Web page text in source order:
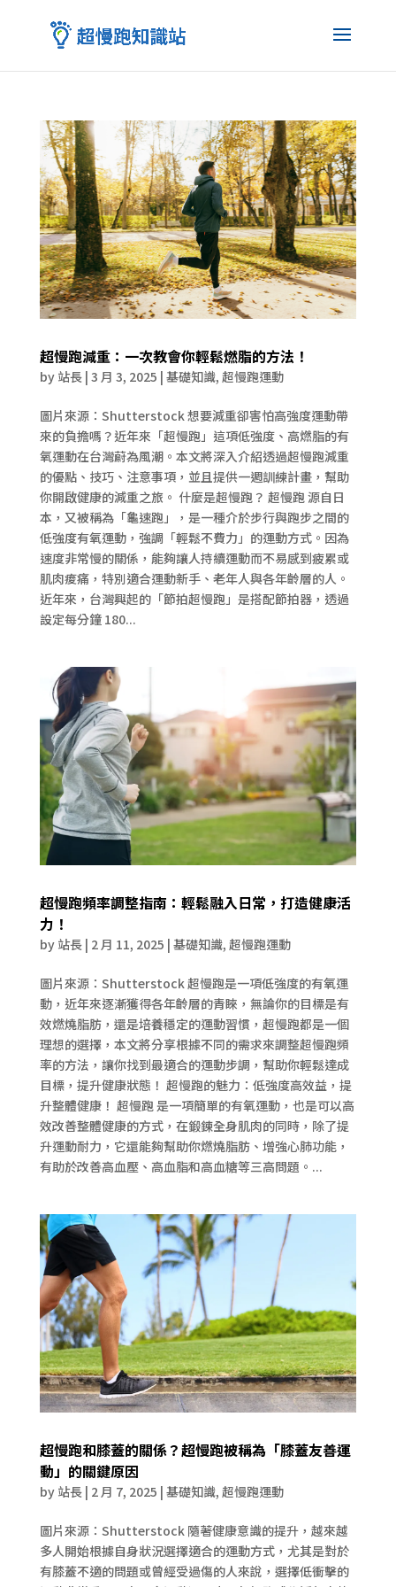
超慢跑減重：一次教會你輕鬆燃脂的方法！
by 站長| 3 月 3, 2025 | 基礎知識, 超慢跑運動
圖片來源：Shutterstock 想要減重卻害怕高強度運動帶
來的負擔嗎？近年來「超慢跑」這項低強度、高燃脂的有
氧運動在台灣蔚為風潮。本文將深入介紹透過超慢跑減重
的優點、技巧、注意事項，並且提供一週訓練計畫，幫助
你開啟健康的減重之旅。 什麼是超慢跑？ 超慢跑 源自日
本，又被稱為「龜速跑」，是一種介於步行與跑步之間的
低強度有氧運動，強調「輕鬆不費力」的運動方式。因為
速度非常慢的關係，能夠讓人持續運動而不易感到疲累或
肌肉痠痛，特別適合運動新手、老年人與各年齡層的人。
近年來，台灣興起的「節拍超慢跑」是搭配節拍器，透過
設定每分鐘 180...
超慢跑頻率調整指南：輕鬆融入日常，打造健康活
力！
by 站長| 2 月 11, 2025 | 基礎知識, 超慢跑運動
圖片來源：Shutterstock 超慢跑是一項低強度的有氧運
動，近年來逐漸獲得各年齡層的青睞，無論你的目標是有
效燃燒脂肪，還是培養穩定的運動習慣，超慢跑都是一個
理想的選擇，本文將分享根據不同的需求來調整超慢跑頻
率的方法，讓你找到最適合的運動步調，幫助你輕鬆達成
目標，提升健康狀態！ 超慢跑的魅力：低強度高效益，提
升整體健康！ 超慢跑 是一項簡單的有氧運動，也是可以高
效改善整體健康的方式，在鍛鍊全身肌肉的同時，除了提
升運動耐力，它還能夠幫助你燃燒脂肪、增強心肺功能，
有助於改善高血壓、高血脂和高血糖等三高問題。...
超慢跑和膝蓋的關係？超慢跑被稱為「膝蓋友善運
動」的關鍵原因
by 站長| 2 月 7, 2025 | 基礎知識, 超慢跑運動
圖片來源：Shutterstock 隨著健康意識的提升，越來越
多人開始根據自身狀況選擇適合的運動方式，尤其是對於
有膝蓋不適的問題或曾經受過傷的人來說，選擇低衝擊的